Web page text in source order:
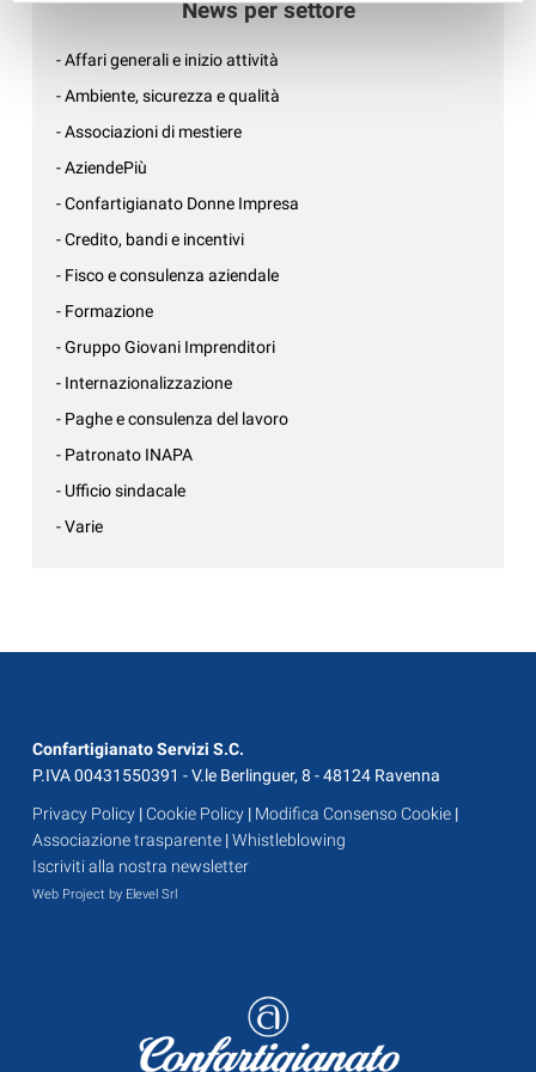
News per settore
- Affari generali e inizio attività
- Ambiente, sicurezza e qualità
- Associazioni di mestiere
- AziendePiù
- Confartigianato Donne Impresa
- Credito, bandi e incentivi
- Fisco e consulenza aziendale
- Formazione
- Gruppo Giovani Imprenditori
- Internazionalizzazione
- Paghe e consulenza del lavoro
- Patronato INAPA
- Ufficio sindacale
- Varie
Confartigianato Servizi S.C.
P.IVA 00431550391 - V.le Berlinguer, 8 - 48124 Ravenna
Privacy Policy |Cookie Policy | Modifica Consenso Cookie |
Associazione trasparente |Whistleblowing
Iscriviti alla nostra newsletter
Web Project by Elevel Srl